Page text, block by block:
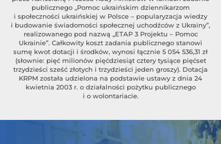
publicznego „Pomoc ukraińskim dziennikarzom
i społeczności ukraińskiej w Polsce – popularyzacja wiedzy
i budowanie świadomości społecznej uchodźców z Ukrainy”,
realizowanego pod nazwą „ETAP 3 Projektu – Pomoc
Ukrainie”. Całkowity koszt zadania publicznego stanowi
sumę kwot dotacji i środków, wynosi łącznie 5 054 536,31 zł
(słownie: pięć milionów pięćdziesiąt cztery tysiące pięćset
trzydzieści sześć złotych i trzydzieści jeden groszy). Dotacja
KRPM została udzielona na podstawie ustawy z dnia 24
kwietnia 2003 r. o działalności pożytku publicznego
i o wolontariacie.